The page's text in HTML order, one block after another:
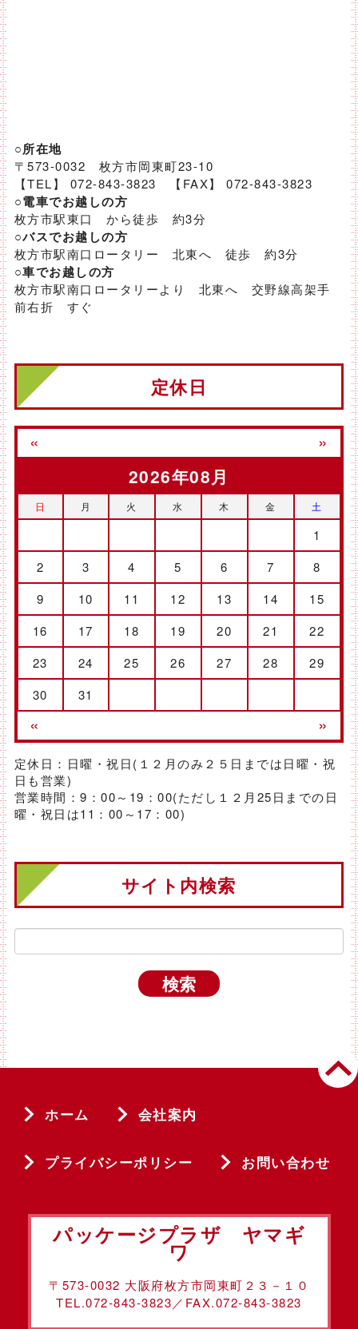
○所在地
〒573-0032 枚方市岡東町23-10
【TEL】 072-843-3823 【FAX】 072-843-3823
○電車でお越しの方
枚方市駅東口 から徒歩 約3分
○バスでお越しの方
枚方市駅南口ロータリー 北東へ 徒歩 約3分
○車でお越しの方
枚方市駅南口ロータリーより 北東へ 交野線高架手
前右折 すぐ
定休日
«
»
2026年08月
日 月 火 水 木 金 土
1
2
3 4 5 6 7
8
9
10 11 12 13 14
15
16
17 18 19 20 21
22
23
24 25 26 27 28
29
30
31
« »
定休日：日曜・祝日(１２月のみ２５日までは日曜・祝
日も営業)
営業時間：9：00～19：00(ただし１２月25日までの日
曜・祝日は11：00～17：00)
サイト内検索
ホーム 会社案内
プライバシーポリシー お問い合わせ
パッケージプラザ ヤマギ
ワ
〒573-0032 大阪府枚方市岡東町２３－１０
TEL.072-843-3823／FAX.072-843-3823